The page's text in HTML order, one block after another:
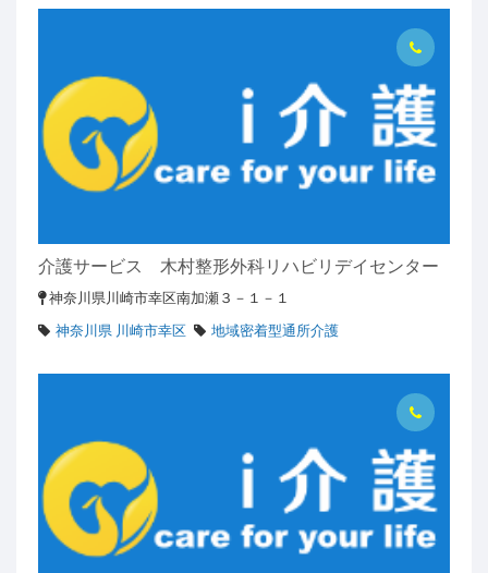
介護サービス 木村整形外科リハビリデイセンター
神奈川県川崎市幸区南加瀬３－１－１
神奈川県 川崎市幸区
地域密着型通所介護